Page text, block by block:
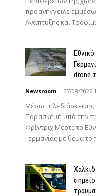
προανήγγειλε
Ανάπτυξης και
drone
Newsroom - 07/08/2026
Μέσω
Παρασκευή υπό την
Φρίντριχ Μερτς το
Γερμανίας με θέμα το